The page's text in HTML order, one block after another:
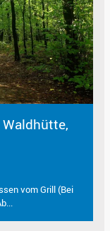
vom Grill (Bei